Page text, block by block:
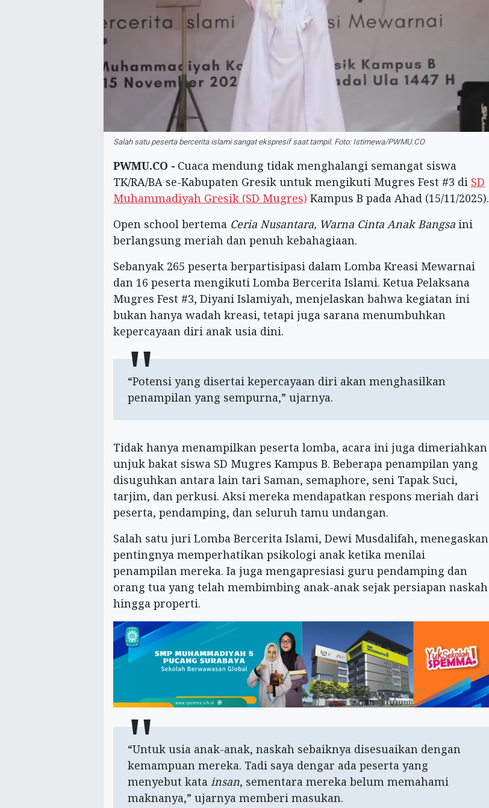
Salah satu peserta bercerita islami sangat ekspresif saat tampil. Foto: Istimewa/PWMU.CO
PWMU.CO - Cuaca mendung tidak menghalangi semangat siswa
TK/RA/BA se-Kabupaten Gresik untuk mengikuti Mugres Fest #3 di SD
Muhammadiyah Gresik (SD Mugres) Kampus B pada Ahad (15/11/2025).
Open school bertema Ceria Nusantara, Warna Cinta Anak Bangsa ini
berlangsung meriah dan penuh kebahagiaan.
Sebanyak 265 peserta berpartisipasi dalam Lomba Kreasi Mewarnai
dan 16 peserta mengikuti Lomba Bercerita Islami. Ketua Pelaksana
Mugres Fest #3, Diyani Islamiyah, menjelaskan bahwa kegiatan ini
bukan hanya wadah kreasi, tetapi juga sarana menumbuhkan
kepercayaan diri anak usia dini.
“Potensi yang disertai kepercayaan diri akan menghasilkan
penampilan yang sempurna,” ujarnya.
Tidak hanya menampilkan peserta lomba, acara ini juga dimeriahkan
unjuk bakat siswa SD Mugres Kampus B. Beberapa penampilan yang
disuguhkan antara lain tari Saman, semaphore, seni Tapak Suci,
tarjim, dan perkusi. Aksi mereka mendapatkan respons meriah dari
peserta, pendamping, dan seluruh tamu undangan.
Salah satu juri Lomba Bercerita Islami, Dewi Musdalifah, menegaskan
pentingnya memperhatikan psikologi anak ketika menilai
penampilan mereka. Ia juga mengapresiasi guru pendamping dan
orang tua yang telah membimbing anak-anak sejak persiapan naskah
hingga properti.
“Untuk usia anak-anak, naskah sebaiknya disesuaikan dengan
kemampuan mereka. Tadi saya dengar ada peserta yang
menyebut kata insan, sementara mereka belum memahami
maknanya,” ujarnya memberi masukan.